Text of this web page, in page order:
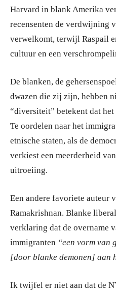
Harvard in blank Amerika
recensenten de verdwijning
verwelkomt, terwijl Raspail
cultuur en een
De blanken, de
dwazen die zij zijn, hebben
“diversiteit” betekent dat
Te oordelen naar het
etnische staten, als de
verkiest een meerderheid
uitroeiing.
Een andere favoriete auteur
Ramakrishnan. Blanke
verklaring dat de overname
immigranten “een vorm van
[door blanke demonen] aan
Ik twijfel er niet aan dat de